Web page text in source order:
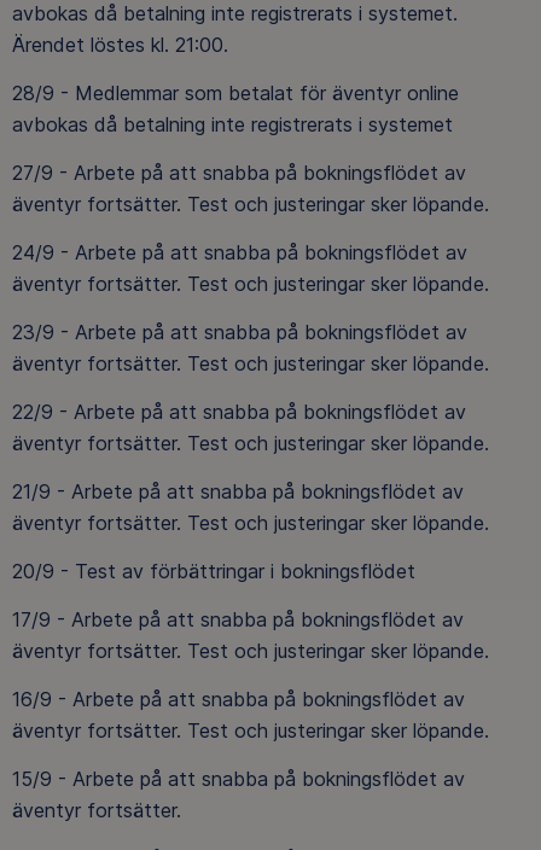
avbokas då betalning inte registrerats i systemet.
Ärendet löstes kl. 21:00.
28/9 - Medlemmar som betalat för äventyr online
avbokas då betalning inte registrerats i systemet
27/9 - Arbete på att snabba på bokningsflödet av
äventyr fortsätter. Test och justeringar sker löpande.
24/9 - Arbete på att snabba på bokningsflödet av
äventyr fortsätter. Test och justeringar sker löpande.
23/9 - Arbete på att snabba på bokningsflödet av
äventyr fortsätter. Test och justeringar sker löpande.
22/9 - Arbete på att snabba på bokningsflödet av
äventyr fortsätter. Test och justeringar sker löpande.
21/9 - Arbete på att snabba på bokningsflödet av
äventyr fortsätter. Test och justeringar sker löpande.
20/9 - Test av förbättringar i bokningsflödet
17/9 - Arbete på att snabba på bokningsflödet av
äventyr fortsätter. Test och justeringar sker löpande.
16/9 - Arbete på att snabba på bokningsflödet av
äventyr fortsätter. Test och justeringar sker löpande.
15/9 - Arbete på att snabba på bokningsflödet av
äventyr fortsätter.